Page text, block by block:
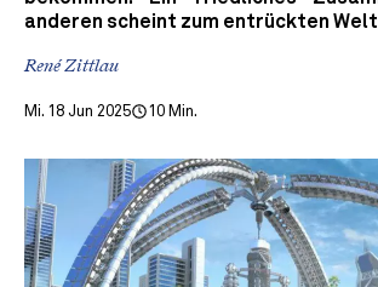
anderen scheint zum entrückten
René Zittlau
Mi. 18 Jun 2025 10 Min.